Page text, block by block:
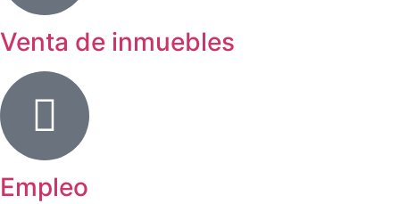
Venta de inmuebles
Empleo